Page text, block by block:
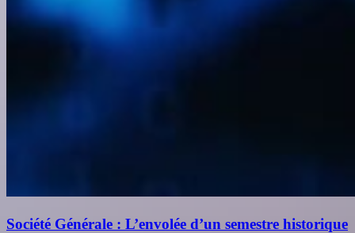
Société Générale : L’envolée d’un semestre historique